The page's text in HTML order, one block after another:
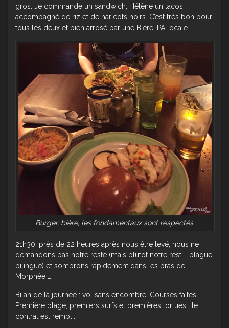
gros. Je commande un sandwich, Hélène un tacos
accompagné de riz et de haricots noirs. C’est très bon pour
tous les deux et bien arrosé par une Bière IPA locale.
Burger, bière, les fondamentaux sont respectés.
21h30, près de 22 heures après nous être levé, nous ne
demandons pas notre reste (mais plutôt notre rest … blague
bilingue) et sombrons rapidement dans les bras de
Morphée …
Bilan de la journée : vol sans encombre. Courses faites !
Première plage, premiers surfs et premières tortues : le
contrat est rempli.